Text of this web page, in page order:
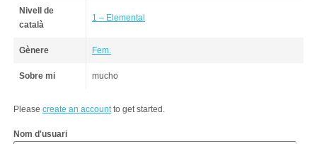
Nivell de
català
1 – Elemental
Gènere Fem.
Sobre mi mucho
Please create an accountto get started.
Nom d'usuari